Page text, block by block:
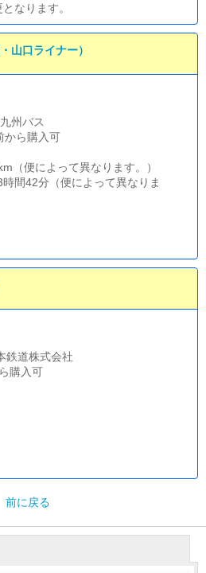
なります。
山口ライナー）
州バス
ら購入可
（便によって異なります。）
時間42分（便によって異なりま
鉄道株式会社
購入可
前に戻る